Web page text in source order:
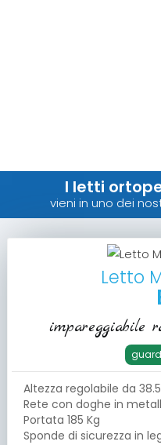
I letti
vieni in uno dei
Letto
impareggiabile
Altezza regolabile da
Rete con doghe in
Portata 185 Kg
Sponde di sicurezza in